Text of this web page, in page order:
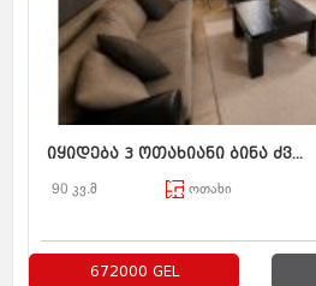
იყიდება 3 ოთახიანი ბინა ძვ...
90 კვ.მ ოთახი
672000 GEL